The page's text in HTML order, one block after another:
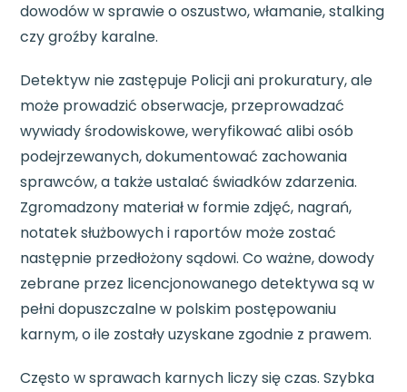
dowodów w sprawie o oszustwo, włamanie, stalking
czy groźby karalne.
Detektyw nie zastępuje Policji ani prokuratury, ale
może prowadzić obserwacje, przeprowadzać
wywiady środowiskowe, weryfikować alibi osób
podejrzewanych, dokumentować zachowania
sprawców, a także ustalać świadków zdarzenia.
Zgromadzony materiał w formie zdjęć, nagrań,
notatek służbowych i raportów może zostać
następnie przedłożony sądowi. Co ważne, dowody
zebrane przez licencjonowanego detektywa są w
pełni dopuszczalne w polskim postępowaniu
karnym, o ile zostały uzyskane zgodnie z prawem.
Często w sprawach karnych liczy się czas. Szybka